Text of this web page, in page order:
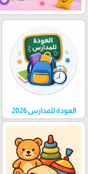
العودة للمدارس 2026